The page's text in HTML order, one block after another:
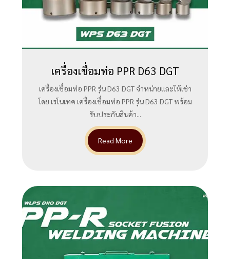
เครื่องเชื่อมท่อ PPR D63 DGT
เครื่องเชื่อมท่อ PPR รุ่น D63 DGT จำหน่ายและให้เช่า
โดย เรโนเทค เครื่องเชื่อมท่อ PPR รุ่น D63 DGT พร้อม
รับประกันสินค้า...
Read More